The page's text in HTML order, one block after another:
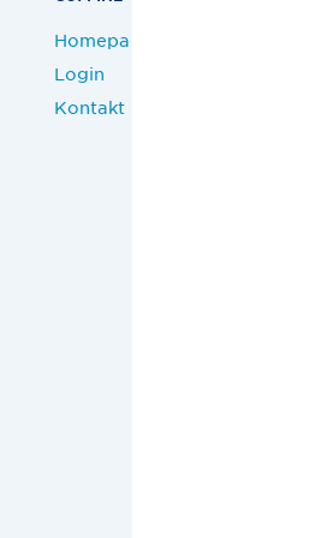
Homepage
Login
Kontakt